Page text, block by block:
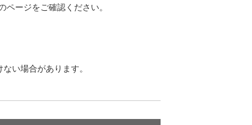
ージをご確認ください。
い場合があります。